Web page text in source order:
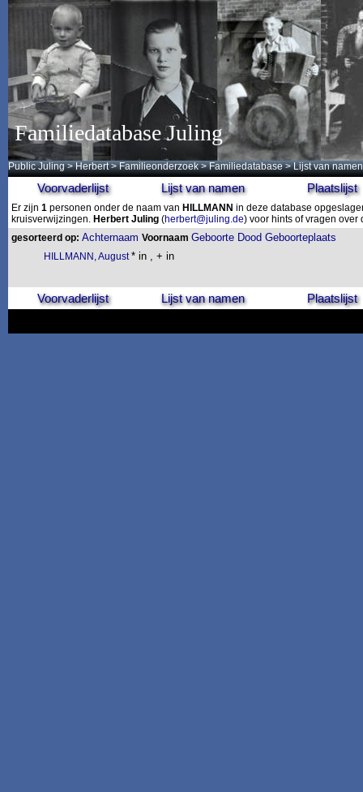
Familiedatabase Juling
Public Juling >Herbert >Familieonderzoek >Familiedatabase > Lijst van namen
Voorvaderlijst Lijst van namen Plaatslijst
Er zijn 1 personen onder de naam van HILLMANN in deze database
kruisverwijzingen. Herbert Juling (herbert@juling.de) voor hints of vragen
gesorteerd op: Achternaam Voornaam Geboorte Dood Geboorteplaats
HILLMANN, August* in , + in
Voorvaderlijst Lijst van namen Plaatslijst